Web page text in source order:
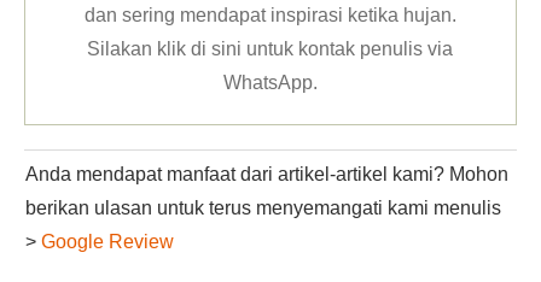
dan sering mendapat inspirasi ketika hujan.
Silakan klikdi sini untuk kontak penulis via
WhatsApp.
Anda mendapat manfaat dari artikel-artikel kami? Mohon
berikan ulasan untuk terus menyemangati kami menulis
> Google Review